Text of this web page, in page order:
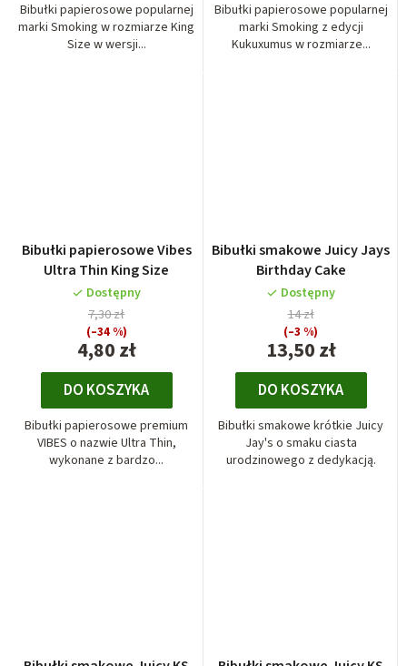
Bibułki papierosowe popularnej
marki Smoking w rozmiarze King
Size w wersji...
Bibułki papierosowe popularnej
marki Smoking z edycji
Kukuxumus w rozmiarze...
Bibułki papierosowe Vibes
Ultra Thin King Size
Dostępny
4,80 zł
7,30 zł
(–34 %)
DO KOSZYKA
Bibułki papierosowe premium
VIBES o nazwie Ultra Thin,
wykonane z bardzo...
Bibułki smakowe Juicy Jays
Birthday Cake
Dostępny
13,50 zł
14 zł
(–3 %)
DO KOSZYKA
Bibułki smakowe krótkie Juicy
Jay's o smaku ciasta
urodzinowego z dedykacją.